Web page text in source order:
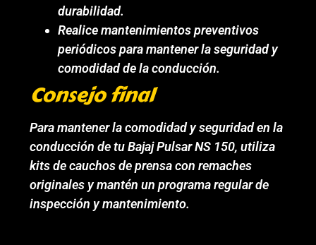
durabilidad.
Realice mantenimientos preventivos
periódicos para mantener la seguridad y
comodidad de la conducción.
Consejo final
Para mantener la comodidad y seguridad en la
conducción de tu Bajaj Pulsar NS 150, utiliza
kits de cauchos de prensa con remaches
originales y mantén un programa regular de
inspección y mantenimiento.